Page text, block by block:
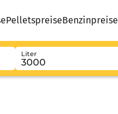
PelletspreiseBenzinpreise
Liter